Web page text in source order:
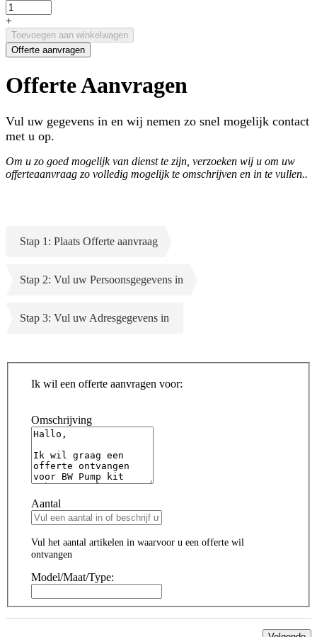
+
Toevoegen aan winkelwagen
Offerte aanvragen
Offerte Aanvragen
Vul uw gegevens in en wij nemen zo snel mogelijk contact
met u op.
Om u zo goed mogelijk van dienst te zijn, verzoeken wij u om uw
offerteaanvraag zo volledig mogelijk te omschrijven en in te vullen..
Stap 1: Plaats Offerte aanvraag
Stap 2: Vul uw Persoonsgegevens in
Stap 3: Vul uw Adresgegevens in
Ik wil een offerte aanvragen voor:
Omschrijving
Aantal
Vul het aantal artikelen in waarvoor u een offerte wil
ontvangen
Model/Maat/Type: